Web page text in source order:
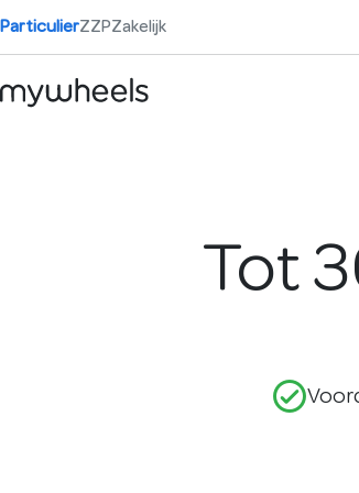
ParticulierZZPZakelijk
Tot
check_circle_outline